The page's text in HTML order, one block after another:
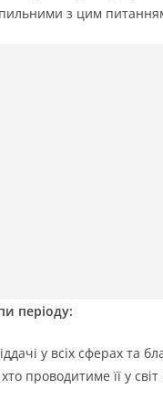
з цим
періоду:
у всіх сферах та
хто проводитиме її у